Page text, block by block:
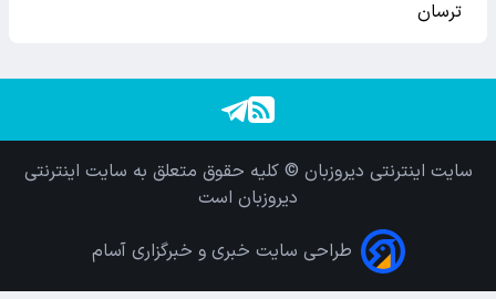
ترسان
سایت اینترنتی دیروزبان © کلیه حقوق متعلق به سایت اینترنتی
دیروزبان است
طراحی سایت خبری و خبرگزاری آسام